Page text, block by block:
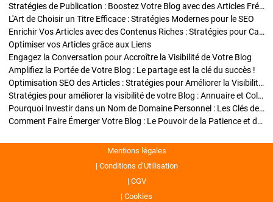
Stratégies de Publication : Boostez Votre Blog avec des Articles Fréquents et Exclusifs
L'Art de Choisir un Titre Efficace : Stratégies Modernes pour le SEO
Enrichir Vos Articles avec des Contenus Riches : Stratégies pour Captiver et Optimiser
Optimiser vos Articles grâce aux Liens
Engagez la Conversation pour Accroître la Visibilité de Votre Blog
Amplifiez la Portée de Votre Blog : Le partage est la clé du succès !
Optimisation SEO des Articles : Stratégies pour Améliorer la Visibilité de Votre Blog
Stratégies pour améliorer la visibilité de votre Blog : Annuaire et Collaborations
Pourquoi Investir dans un Nom de Domaine Personnel : Les Clés de la Réussite de Votre Blog
Comment Faire Émerger Votre Blog : Le Pouvoir de la Patience et de la Persévérance
Mentions légales
Conditions d’Utilisation
CGV
Cookies